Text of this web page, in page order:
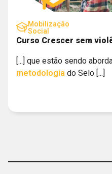
Mobilização
Social
Curso Crescer sem
[...] que estão sendo
metodologia do Selo [...]